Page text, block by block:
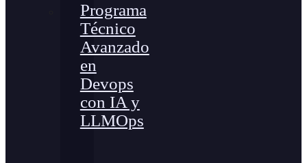
Programa
Técnico
Avanzado
en
Devops
con IA y
LLMOps